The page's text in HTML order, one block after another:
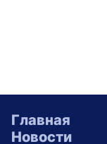
Главная
Новости